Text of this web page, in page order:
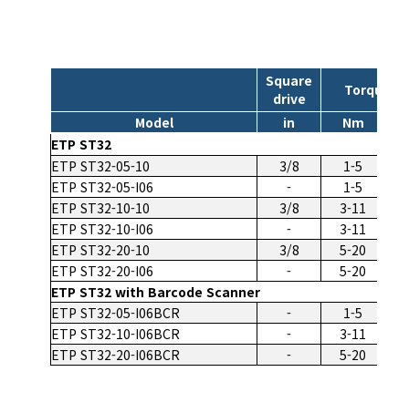
Square
drive
Torque
Model
in Nm
ETP ST32
ETP ST32-05-10
3/8 1-5
ETP ST32-05-I06
- 1-5
ETP ST32-10-10
3/8 3-11
ETP ST32-10-I06
- 3-11
ETP ST32-20-10
3/8 5-20
ETP ST32-20-I06
- 5-20
ETP ST32 with Barcode Scanner
ETP ST32-05-I06BCR
- 1-5
ETP ST32-10-I06BCR
- 3-11
ETP ST32-20-I06BCR
- 5-20